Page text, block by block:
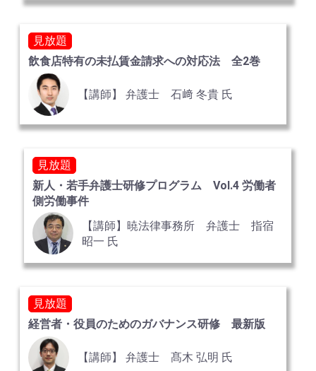
見放題
飲食店特有の未払賃金請求への対応法 全2巻
【講師】 弁護士 石﨑 冬貴 氏
見放題
新人・若手弁護士研修プログラム Vol.4 労働者
側労働事件
【講師】暁法律事務所 弁護士 指宿
昭一 氏
見放題
経営者・役員のためのガバナンス研修 最新版
【講師】 弁護士 髙木 弘明 氏